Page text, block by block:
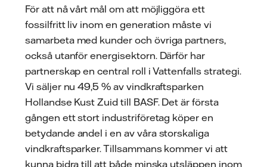
För att nå vårt mål om att möjliggöra ett
fossilfritt liv inom en generation måste vi
samarbeta med kunder och övriga partners,
också utanför energisektorn. Därför har
partnerskap en central roll i Vattenfalls strategi.
Vi säljer nu 49,5 % av vindkraftsparken
Hollandse Kust Zuid till BASF. Det är första
gången ett stort industriföretag köper en
betydande andel i en av våra storskaliga
vindkraftsparker. Tillsammans kommer vi att
kunna bidra till att både minska utsläppen inom